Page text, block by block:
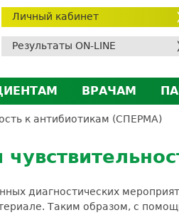
Личный кабинет
Результаты ON-LINE
кабинет пациента
ВРАЧАМ
Личный
Экскурсия
к антибиотикам (СПЕРМА)
диагностических
Таким образом, с